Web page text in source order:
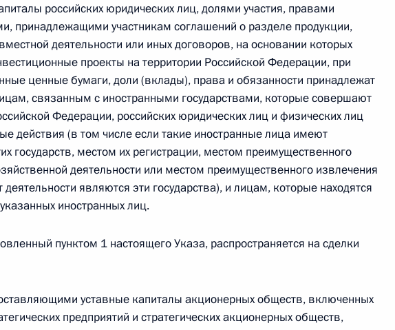
столетия образования ХМАО – Югры
16:05
столетия образования Ленинградской области
16:00
года, пятница
государственных органов внесены изменения
14:45
российских юридических лиц, долями участия, правами
принадлежащими участникам соглашений о разделе продукции,
деятельности или иных договоров, на основании которых
проекты на территории Российской Федерации, при
ценные бумаги, доли (вклады), права и обязанности принадлежат
связанным с иностранными государствами, которые совершают
Федерации, российских юридических лиц и физических лиц
действия (в том числе если такие иностранные лица имеют
государств, местом их регистрации, местом преимущественного
деятельности или местом преимущественного извлечения
являются эти государства), и лицам, которые находятся
иностранных лиц.
пунктом 1 настоящего Указа, распространяется на сделки
уставные капиталы акционерных обществ, включенных
предприятий и стратегических акционерных обществ,